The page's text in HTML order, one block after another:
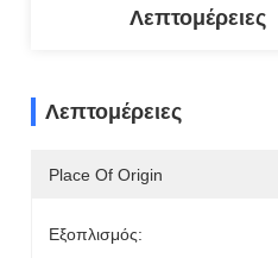
Λεπτομέρειες
Λεπτομέρειες
Place Of Origin
Εξοπλισμός: